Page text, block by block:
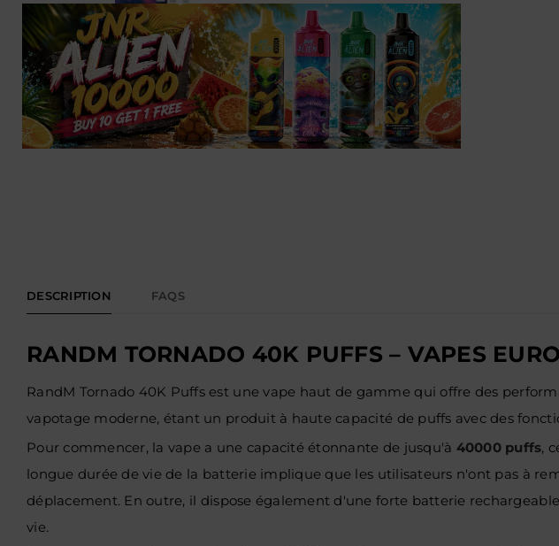
DESCRIPTION FAQS
RANDM TORNADO 40K PUFFS – VAPES
RandM Tornado 40K Puffs est une vape haut de gamme qui offre des
vapotage moderne, étant un produit à haute capacité de puffs avec des
Pour commencer, la vape a une capacité étonnante de jusqu'à 40000 puffs,
longue durée de vie de la batterie implique que les utilisateurs n'ont pas à
déplacement. En outre, il dispose également d'une forte batterie
vie.